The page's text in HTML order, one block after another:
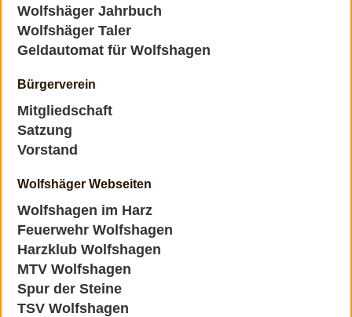
Wolfshäger Jahrbuch
Wolfshäger Taler
Geldautomat für Wolfshagen
Bürgerverein
Mitgliedschaft
Satzung
Vorstand
Wolfshäger Webseiten
Wolfshagen im Harz
Feuerwehr Wolfshagen
Harzklub Wolfshagen
MTV Wolfshagen
Spur der Steine
TSV Wolfshagen